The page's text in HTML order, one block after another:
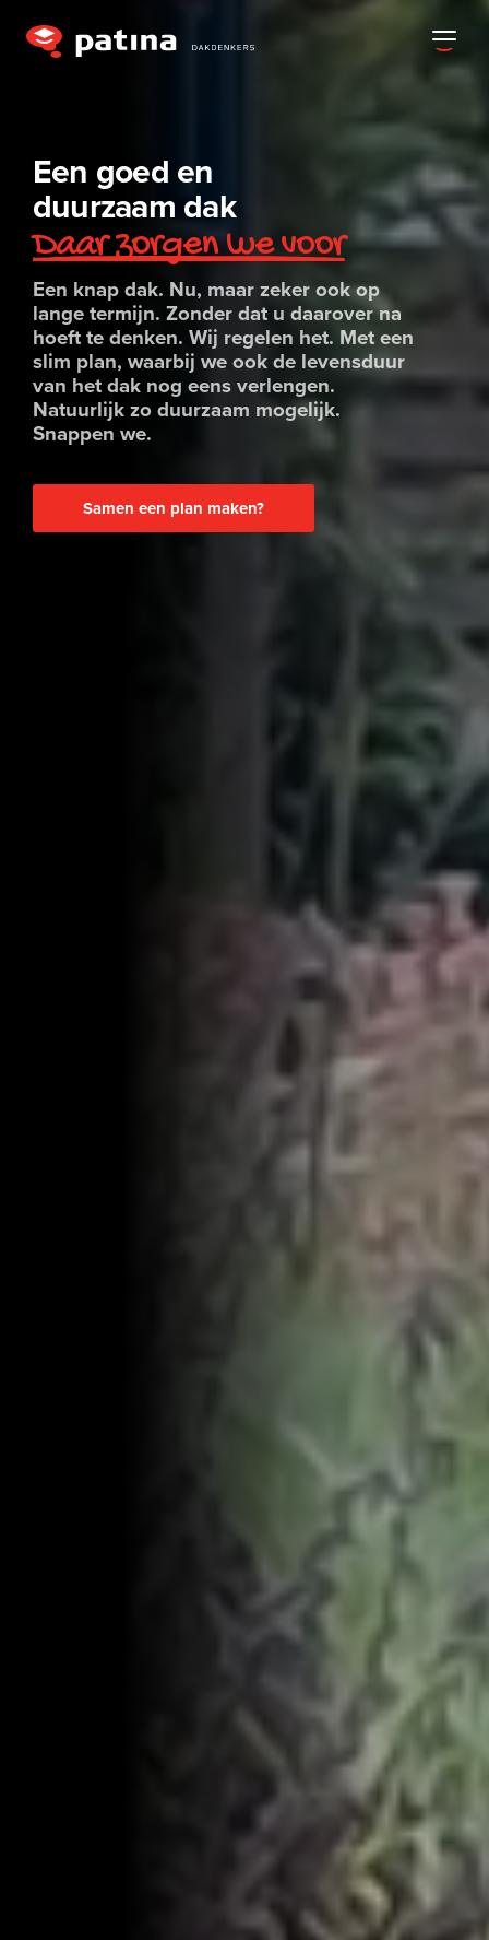
Een goed en
duurzaam dak
Daar zorgen we voor
Een knap dak. Nu, maar zeker ook op
lange termijn. Zonder dat u daarover na
hoeft te denken. Wij regelen het. Met een
slim plan, waarbij we ook de levensduur
van het dak nog eens verlengen.
Natuurlijk zo duurzaam mogelijk.
Snappen we.
Samen een plan maken?